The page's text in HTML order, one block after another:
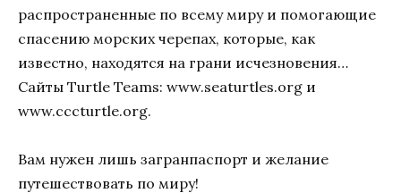
распространенные по всему миру и помогающие
спасению морских черепах, которые, как
известно, находятся на грани исчезновения…
Сайты Turtle Teams: www.seaturtles.org и
www.cccturtle.org.
Вам нужен лишь загранпаспорт и желание
путешествовать по миру!